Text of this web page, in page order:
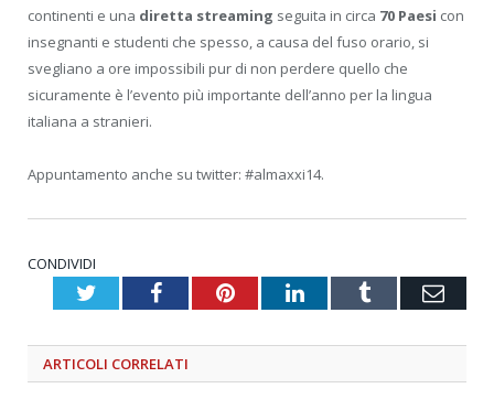
continenti e una diretta streaming seguita in circa 70 Paesi con
insegnanti e studenti che spesso, a causa del fuso orario, si
svegliano a ore impossibili pur di non perdere quello che
sicuramente è l’evento più importante dell’anno per la lingua
italiana a stranieri.
Appuntamento anche su twitter: #almaxxi14.
CONDIVIDI
TwitterFacebookPinterestLinkedInTumblr
ARTICOLI CORRELATI